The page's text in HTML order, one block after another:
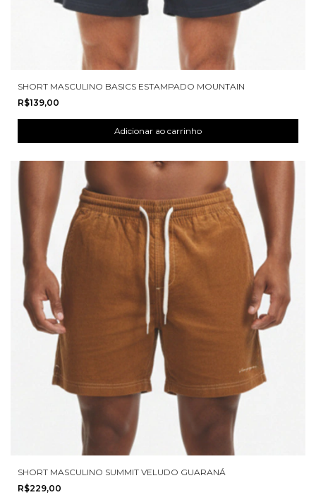
SHORT MASCULINO BASICS ESTAMPADO MOUNTAIN
R$139,00
SHORT MASCULINO SUMMIT VELUDO GUARANÁ
R$229,00